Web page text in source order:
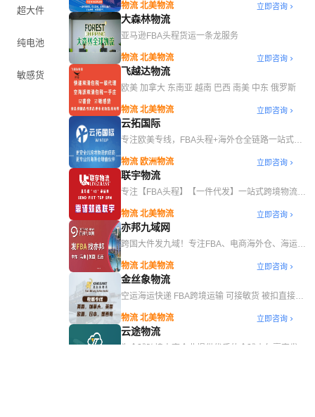
超大件
纯电池
敏感货
物流 北美物流
立即咨询
大森林物流
亚马逊FBA头程货运一条龙服务
物流 北美物流 立即咨询
飞越达物流
欧美 加拿大 东南亚 越南 巴西 南美 中东 俄罗斯
物流 北美物流 立即咨询
云拓国际
专注欧美专线，FBA头程+海外仓全链路一站式服
物流 欧洲物流
立即咨询
联宇物流
专注【FBA头程】【一件代发】一站式跨境物流服
物流 北美物流
立即咨询
亦邦九域网
跨国大件发九域！专注FBA、电商海外仓、海运拼
物流 北美物流
立即咨询
金丝象物流
空运海运快递 FBA跨境运输 可接敏货 被扣直接赔
物流 北美物流
立即咨询
云途物流